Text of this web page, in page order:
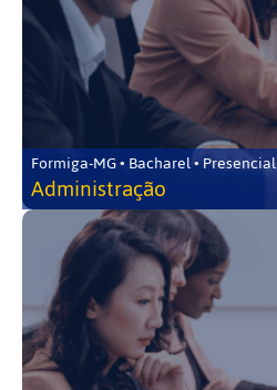
Formiga-MG • Bacharel • Presencial
Administração